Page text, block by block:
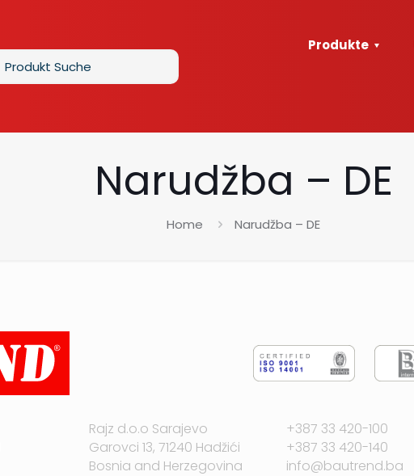
Produkte
Narudžba – DE
Home Narudžba – DE
Rajz d.o.o Sarajevo
Garovci 13, 71240 Hadžići
Bosnia and Herzegovina
+387 33 420-100
+387 33 420-140
info@bautrend.ba